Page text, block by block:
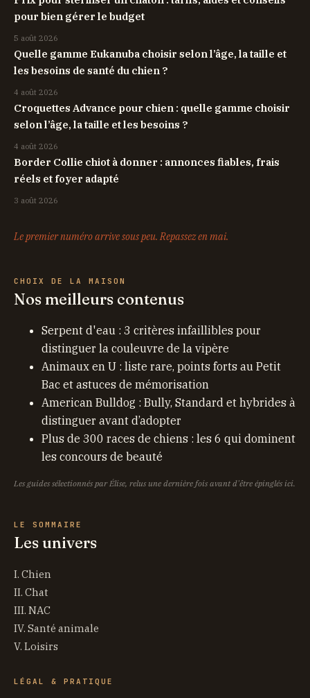
pour bien gérer le budget
5 août 2026
Quelle gamme Eukanuba choisir selon l’âge, la taille et
les besoins de santé du chien ?
4 août 2026
Croquettes Advance pour chien : quelle gamme choisir
selon l’âge, la taille et les besoins ?
4 août 2026
Border Collie chiot à donner : annonces fiables, frais
réels et foyer adapté
3 août 2026
Le premier numéro arrive sous peu. Repassez en mai.
CHOIX DE LA MAISON
Nos meilleurs contenus
Serpent d'eau : 3 critères infaillibles pour
distinguer la couleuvre de la vipère
Animaux en U : liste rare, points forts au Petit
Bac et astuces de mémorisation
American Bulldog : Bully, Standard et hybrides à
distinguer avant d’adopter
Plus de 300 races de chiens : les 6 qui dominent
les concours de beauté
Les guides sélectionnés par Élise, relus une dernière fois avant d'être épinglés ici.
LE SOMMAIRE
Les univers
I. Chien
II. Chat
III. NAC
IV. Santé animale
V. Loisirs
LÉGAL & PRATIQUE